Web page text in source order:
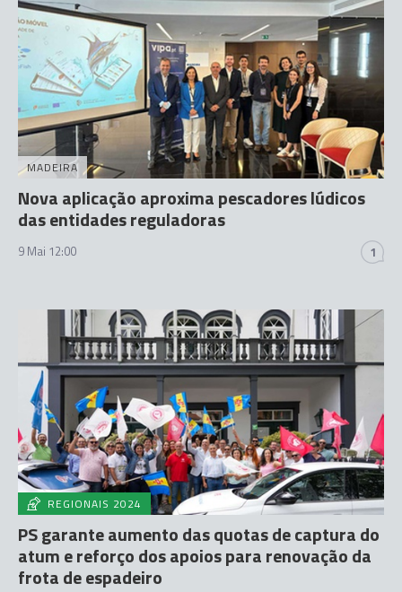
MADEIRA
Nova aplicação aproxima pescadores lúdicos
das entidades reguladoras
9 Mai 12:00 1
REGIONAIS 2024
PS garante aumento das quotas de captura do
atum e reforço dos apoios para renovação da
frota de espadeiro